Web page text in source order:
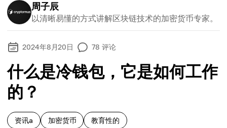
周子辰
以清晰易懂的方式讲解区块链技术的加密货币专家。
2024年8月20日 78 评论
什么是冷钱包，它是如何工作
的？
资讯a 加密货币 教育性的